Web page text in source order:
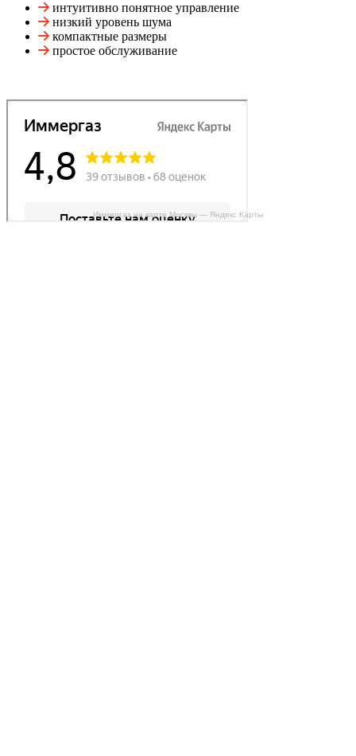
интуитивно понятное управление
низкий уровень шума
компактные размеры
простое обслуживание
Иммергаз на карте Москвы — Яндекс Карты